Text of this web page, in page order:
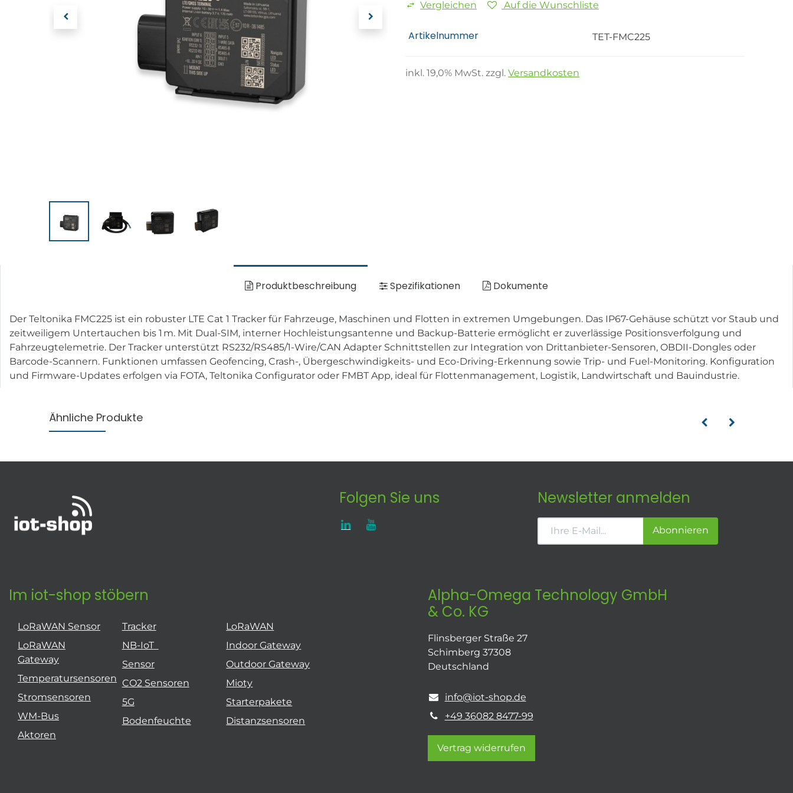
Vergleichen Auf die Wunschliste
Artikelnummer TET-FMC225
inkl. 19,0% MwSt. zzgl. Versandkosten
Produktbeschreibung Spezifikationen Dokumente
Der Teltonika FMC225 ist ein robuster LTE Cat 1 Tracker für Fahrzeuge, Maschinen und Flotten in extremen Umgebungen. Das IP67-Gehäuse schützt vor Staub und
zeitweiligem Untertauchen bis 1 m. Mit Dual-SIM, interner Hochleistungsantenne und Backup-Batterie ermöglicht er zuverlässige Positionsverfolgung und
Fahrzeugtelemetrie. Der Tracker unterstützt RS232/RS485/1-Wire/CAN Adapter Schnittstellen zur Integration von Drittanbieter-Sensoren, OBDII-Dongles oder
Barcode-Scannern. Funktionen umfassen Geofencing, Crash-, Übergeschwindigkeits- und Eco-Driving-Erkennung sowie Trip- und Fuel-Monitoring. Konfiguration
und Firmware-Updates erfolgen via FOTA, Teltonika Configurator oder FMBT App, ideal für Flottenmanagement, Logistik, Landwirtschaft und Bauindustrie.
Ähnliche Produkte
Folgen Sie uns Newsletter anmelden
Abonnieren
Im iot-shop stöbern
LoRaWAN Sensor
LoRaWAN
Gateway
Temperatursensoren
Stromsensoren
WM-Bus
Aktoren
Tracker
NB-IoT
Sensor
CO2 Sensoren
5G
Bodenfeuchte
LoRaWAN
Indoor Gateway
Outdoor Gateway
Mioty
Starterpakete
Distanzsensoren
Alpha-Omega Technology GmbH
& Co. KG
Flinsberger Straße 27
Schimberg 37308
Deutschland
info@iot-shop.de
+49 36082 8477-99
Vertrag widerrufen